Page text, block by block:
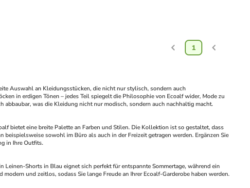
1
Auswahl an Kleidungsstücken, die nicht nur stylisch, sondern auch
in erdigen Tönen – jedes Teil spiegelt die Philosophie von Ecoalf wider, Mode zu
was die Kleidung nicht nur modisch, sondern auch nachhaltig macht.
bietet eine breite Palette an Farben und Stilen. Die Kollektion ist so gestaltet, dass
sowohl im Büro als auch in der Freizeit getragen werden. Ergänzen Sie
in Ihre Outfits.
Shorts in Blau eignet sich perfekt für entspannte Sommertage, während ein
und zeitlos, sodass Sie lange Freude an Ihrer Ecoalf-Garderobe haben werden.